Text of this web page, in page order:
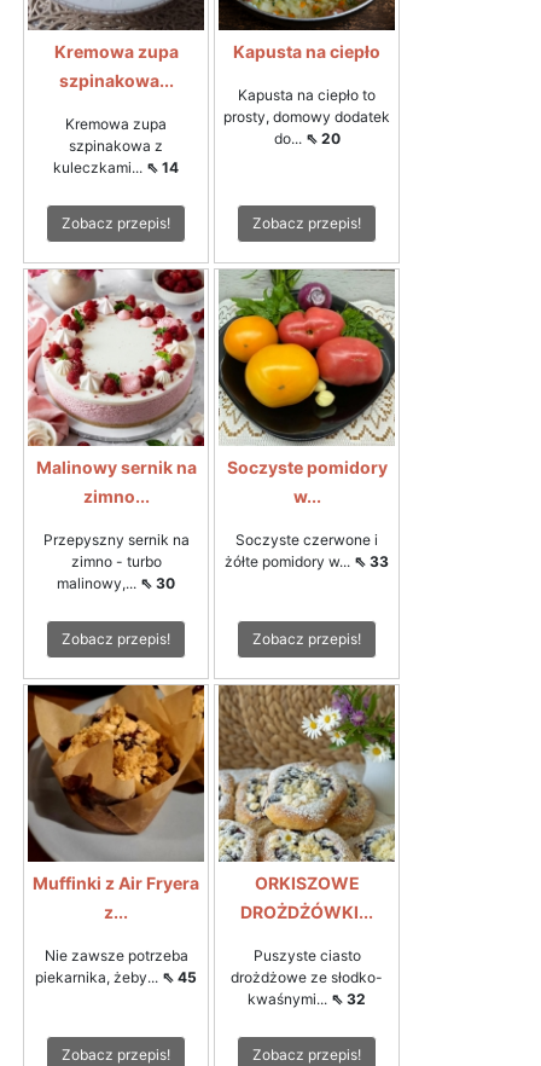
Kremowa zupa
szpinakowa...
Kremowa zupa
szpinakowa z
kuleczkami... ⇖ 14
Zobacz przepis!
Kapusta na ciepło
Kapusta na ciepło to
prosty, domowy dodatek
do... ⇖ 20
Zobacz przepis!
Malinowy sernik na
zimno...
Przepyszny sernik na
zimno - turbo
malinowy,... ⇖ 30
Zobacz przepis!
Soczyste pomidory
w...
Soczyste czerwone i
żółte pomidory w... ⇖ 33
Zobacz przepis!
Muffinki z Air Fryera
z...
Nie zawsze potrzeba
piekarnika, żeby... ⇖ 45
Zobacz przepis!
ORKISZOWE
DROŻDŻÓWKI...
Puszyste ciasto
drożdżowe ze słodko-
kwaśnymi... ⇖ 32
Zobacz przepis!